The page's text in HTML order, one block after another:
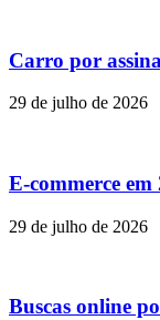
Carro por
29 de julho de 2026
E-commerce
29 de julho de 2026
Buscas online